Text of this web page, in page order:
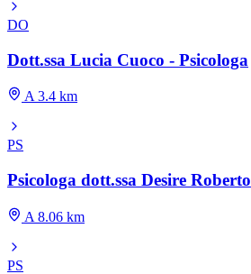
DO
Dott.ssa Lucia Cuoco - Psicologa
A 3.4 km
PS
Psicologa dott.ssa Desire Roberto
A 8.06 km
PS